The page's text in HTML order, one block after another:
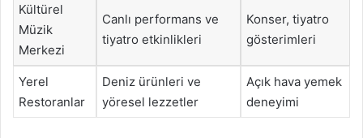
Kültürel
Müzik
Merkezi
Canlı performans ve
tiyatro etkinlikleri
Konser, tiyatro
gösterimleri
Yerel
Restoranlar
Deniz ürünleri ve
yöresel lezzetler
Açık hava yemek
deneyimi